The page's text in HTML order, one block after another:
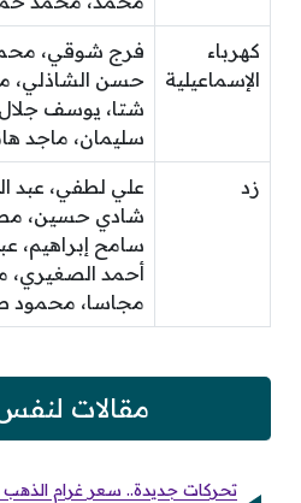
كهرباء
الإسماعيلية
فرج شوقي،
حسن الشاذلي،
شتا، يوسف
سليمان، ماجد
زد
علي لطفي، عبد
شادي حسين،
سامح إبراهيم،
أحمد الصغيري،
مجاسا، محمود
مقالات